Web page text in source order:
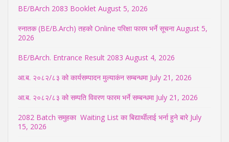
BE/BArch 2083 Booklet August 5, 2026
स्नातक (BE/B.Arch) तहको Online परिक्षा फारम भर्ने सूचना August 5,
2026
BE/BArch. Entrance Result 2083 August 4, 2026
आ.ब. २०८२/८३ को कार्यसम्पादन मुल्याकंन सम्बन्धमा July 21, 2026
आ.ब. २०८२/८३ को सम्पति विवरण फारम भर्ने सम्बन्धमा July 21, 2026
2082 Batch समुहका Waiting List का बिद्यार्थीलाई भर्ना हुने बारे July
15, 2026